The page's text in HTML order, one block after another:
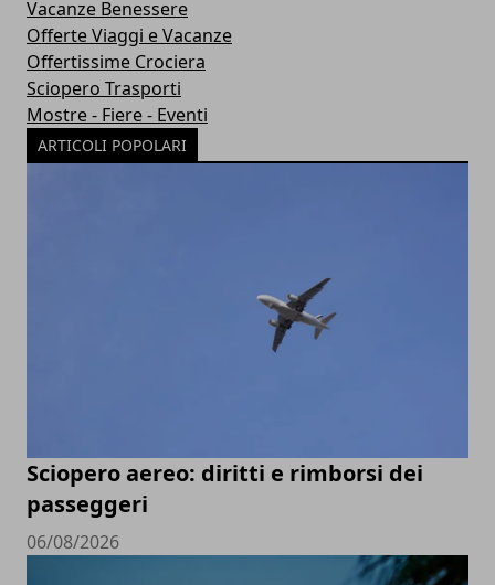
Vacanze Benessere
Offerte Viaggi e Vacanze
Offertissime Crociera
Sciopero Trasporti
Mostre - Fiere - Eventi
ARTICOLI POPOLARI
Sciopero aereo: diritti e rimborsi dei
passeggeri
06/08/2026